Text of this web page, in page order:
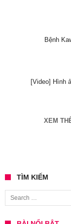
Bệnh
[Video] Hình
XEM
TÌM KIẾM
Search for: